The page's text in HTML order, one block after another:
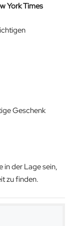
York Times
Geschenk
in der Lage sein,
zu finden.